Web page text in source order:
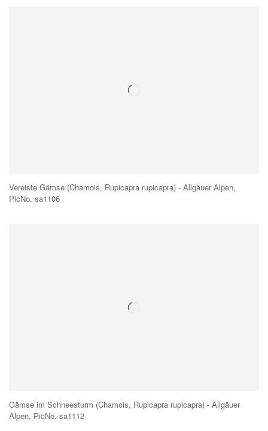
Vereiste Gämse (Chamois, Rupicapra rupicapra) - Allgäuer Alpen,
PicNo. sa1106
Gämse im Schneesturm (Chamois, Rupicapra rupicapra) - Allgäuer
Alpen, PicNo. sa1112